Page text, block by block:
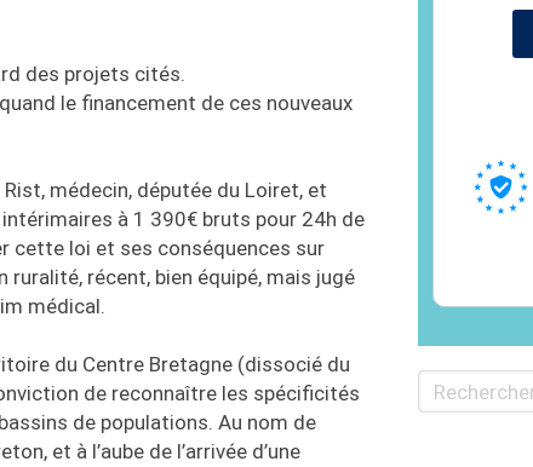
des projets cités.
le financement de ces nouveaux
Rist, médecin, députée du Loiret, et
à 1 390€ bruts pour 24h de
cette loi et ses conséquences sur
ruralité, récent, bien équipé, mais jugé
médical.
du Centre Bretagne (dissocié du
de reconnaître les spécificités
de populations. Au nom de
et à l’aube de l’arrivée d’une
Rechercher